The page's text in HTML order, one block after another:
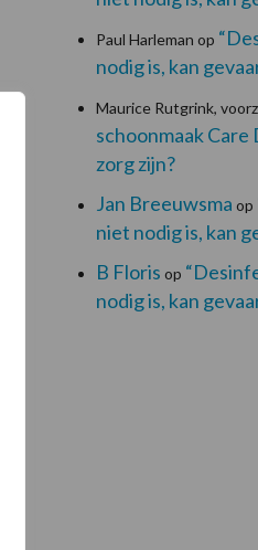
Paul Harleman op
nodig is, kan
Maurice Rutgrink,
schoonmaak
zorg zijn?
Jan Breeuwsma op
niet nodig is, kan
B Floris op
nodig is, kan